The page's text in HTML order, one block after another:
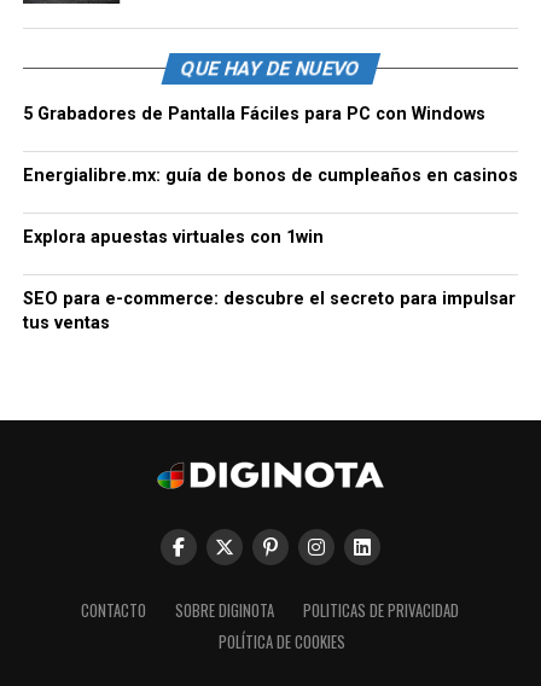
QUE HAY DE NUEVO
5 Grabadores de Pantalla Fáciles para PC con Windows
Energialibre.mx: guía de bonos de cumpleaños en casinos
Explora apuestas virtuales con 1win
SEO para e-commerce: descubre el secreto para impulsar
tus ventas
CONTACTO SOBRE DIGINOTA
POLITICAS DE PRIVACIDAD
POLÍTICA DE COOKIES